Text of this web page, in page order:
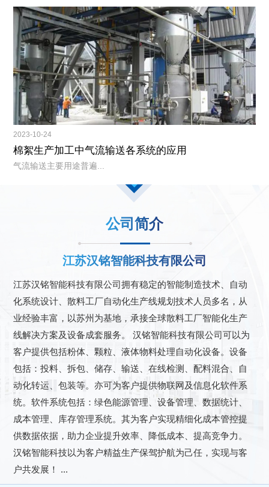
2023-10-24
棉絮生产加工中气流输送各系统的应用
气流输送主要用途普遍...
公司简介
江苏汉铭智能科技有限公司
江苏汉铭智能科技有限公司拥有稳定的智能制造技术、自动
化系统设计、散料工厂自动化生产线规划技术人员多名，从
业经验丰富，以苏州为基地，承接全球散料工厂智能化生产
线解决方案及设备成套服务。 汉铭智能科技有限公司可以为
客户提供包括粉体、颗粒、液体物料处理自动化设备。设备
包括：投料、拆包、储存、输送、在线检测、配料混合、自
动化转运、包装等。亦可为客户提供物联网及信息化软件系
统。软件系统包括：绿色能源管理、设备管理、数据统计、
成本管理、库存管理系统。其为客户实现精细化成本管控提
供数据依据，助力企业提升效率、降低成本、提高竞争力。
汉铭智能科技以为客户精益生产保驾护航为己任，实现与客
户共发展！ ...